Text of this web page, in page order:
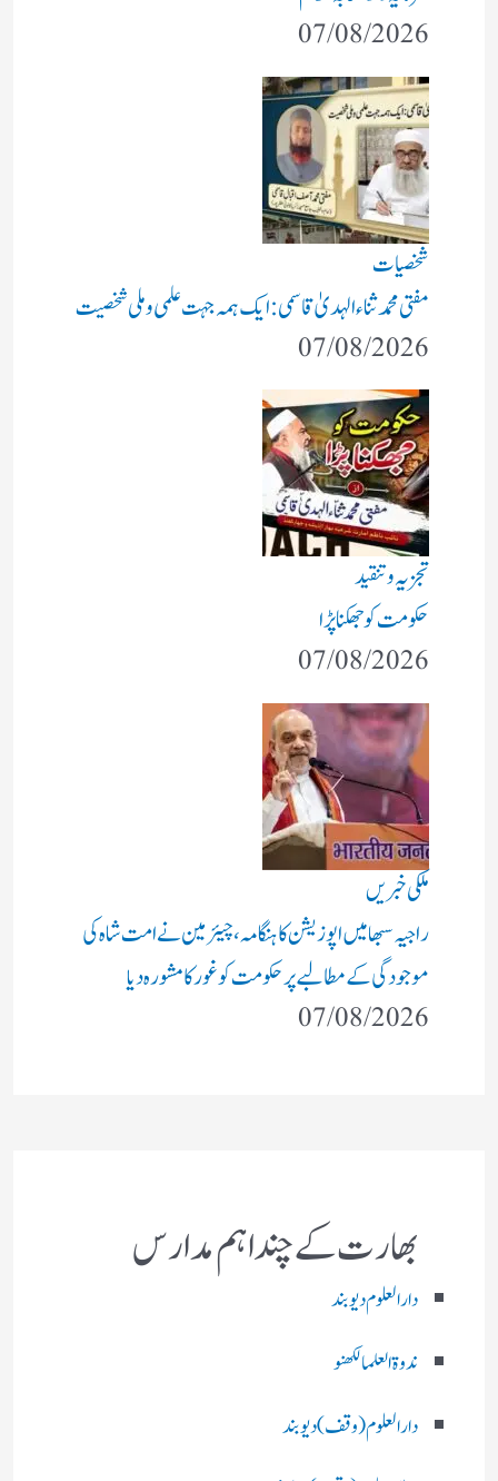
07/08/2026
شخصیات
مفتی محمد ثناء الہدیٰ قاسمی: ایک ہمہ جہت علمی و ملی شخصیت
07/08/2026
تجزیہ و تنقید
حکومت کو جھکنا پڑا
07/08/2026
ملکی خبریں
راجیہ سبھا میں اپوزیشن کا ہنگامہ، چیئرمین نے امت شاہ کی
موجودگی کے مطالبے پر حکومت کو غور کا مشورہ دیا
07/08/2026
بھارت کے چند اہم مدارس
دارالعلوم دیوبند
ندوۃالعلما لکھنو
دارالعلوم (وقف)دیوبند